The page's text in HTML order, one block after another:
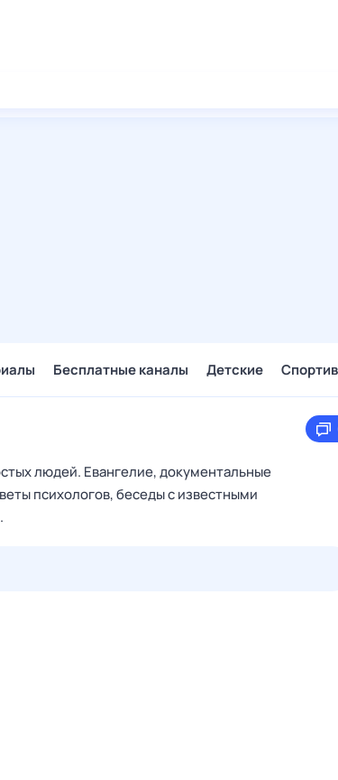
Бесплатные каналы Детские
людей. Евангелие, документальные
психологов, беседы с известными